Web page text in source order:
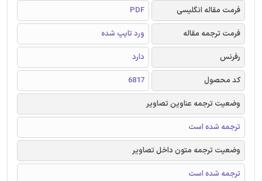
فرمت مقاله انگلیسی
PDF
فرمت ترجمه مقاله
ورد تایپ شده
رفرنس
دارد
کد محصول
6817
وضعیت ترجمه عناوین تصاویر
ترجمه شده است
وضعیت ترجمه متون داخل تصاویر
ترجمه شده است